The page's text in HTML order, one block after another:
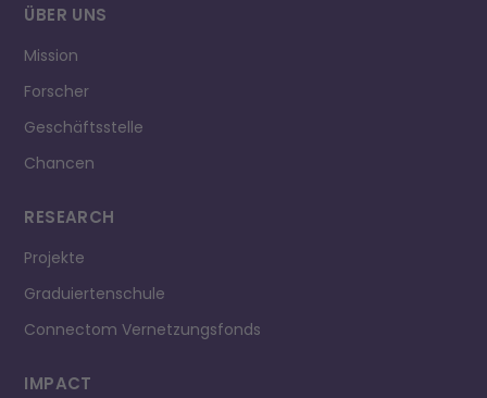
ÜBER UNS
Mission
Forscher
Geschäftsstelle
Chancen
RESEARCH
Projekte
Graduiertenschule
Connectom Vernetzungsfonds
IMPACT